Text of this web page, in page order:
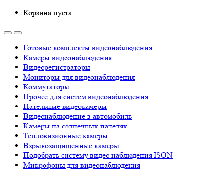
Корзина пуста.
Готовые комплекты видеонаблюдения
Камеры видеонаблюдения
Видеорегистраторы
Мониторы для видеонаблюдения
Коммутаторы
Прочее для систем видеонаблюдения
Нательные видеокамеры
Видеонаблюдение в автомобиль
Камеры на солнечных панелях
Тепловизионные камеры
Взрывозащищенные камеры
Подобрать систему видео наблюдения ISON
Микрофоны для видеонаблюдения